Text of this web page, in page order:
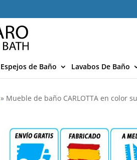
Espejos de Baño Lavabos De Baño
» Mueble de baño CARLOTTA en color